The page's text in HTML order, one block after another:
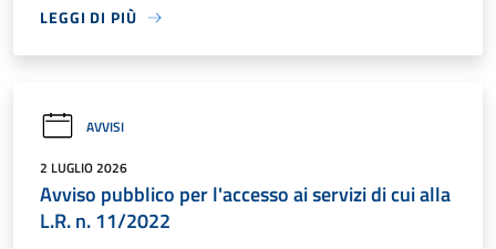
LEGGI DI PIÙ
AVVISI
2 LUGLIO 2026
Avviso pubblico per l'accesso ai servizi di cui alla
L.R. n. 11/2022